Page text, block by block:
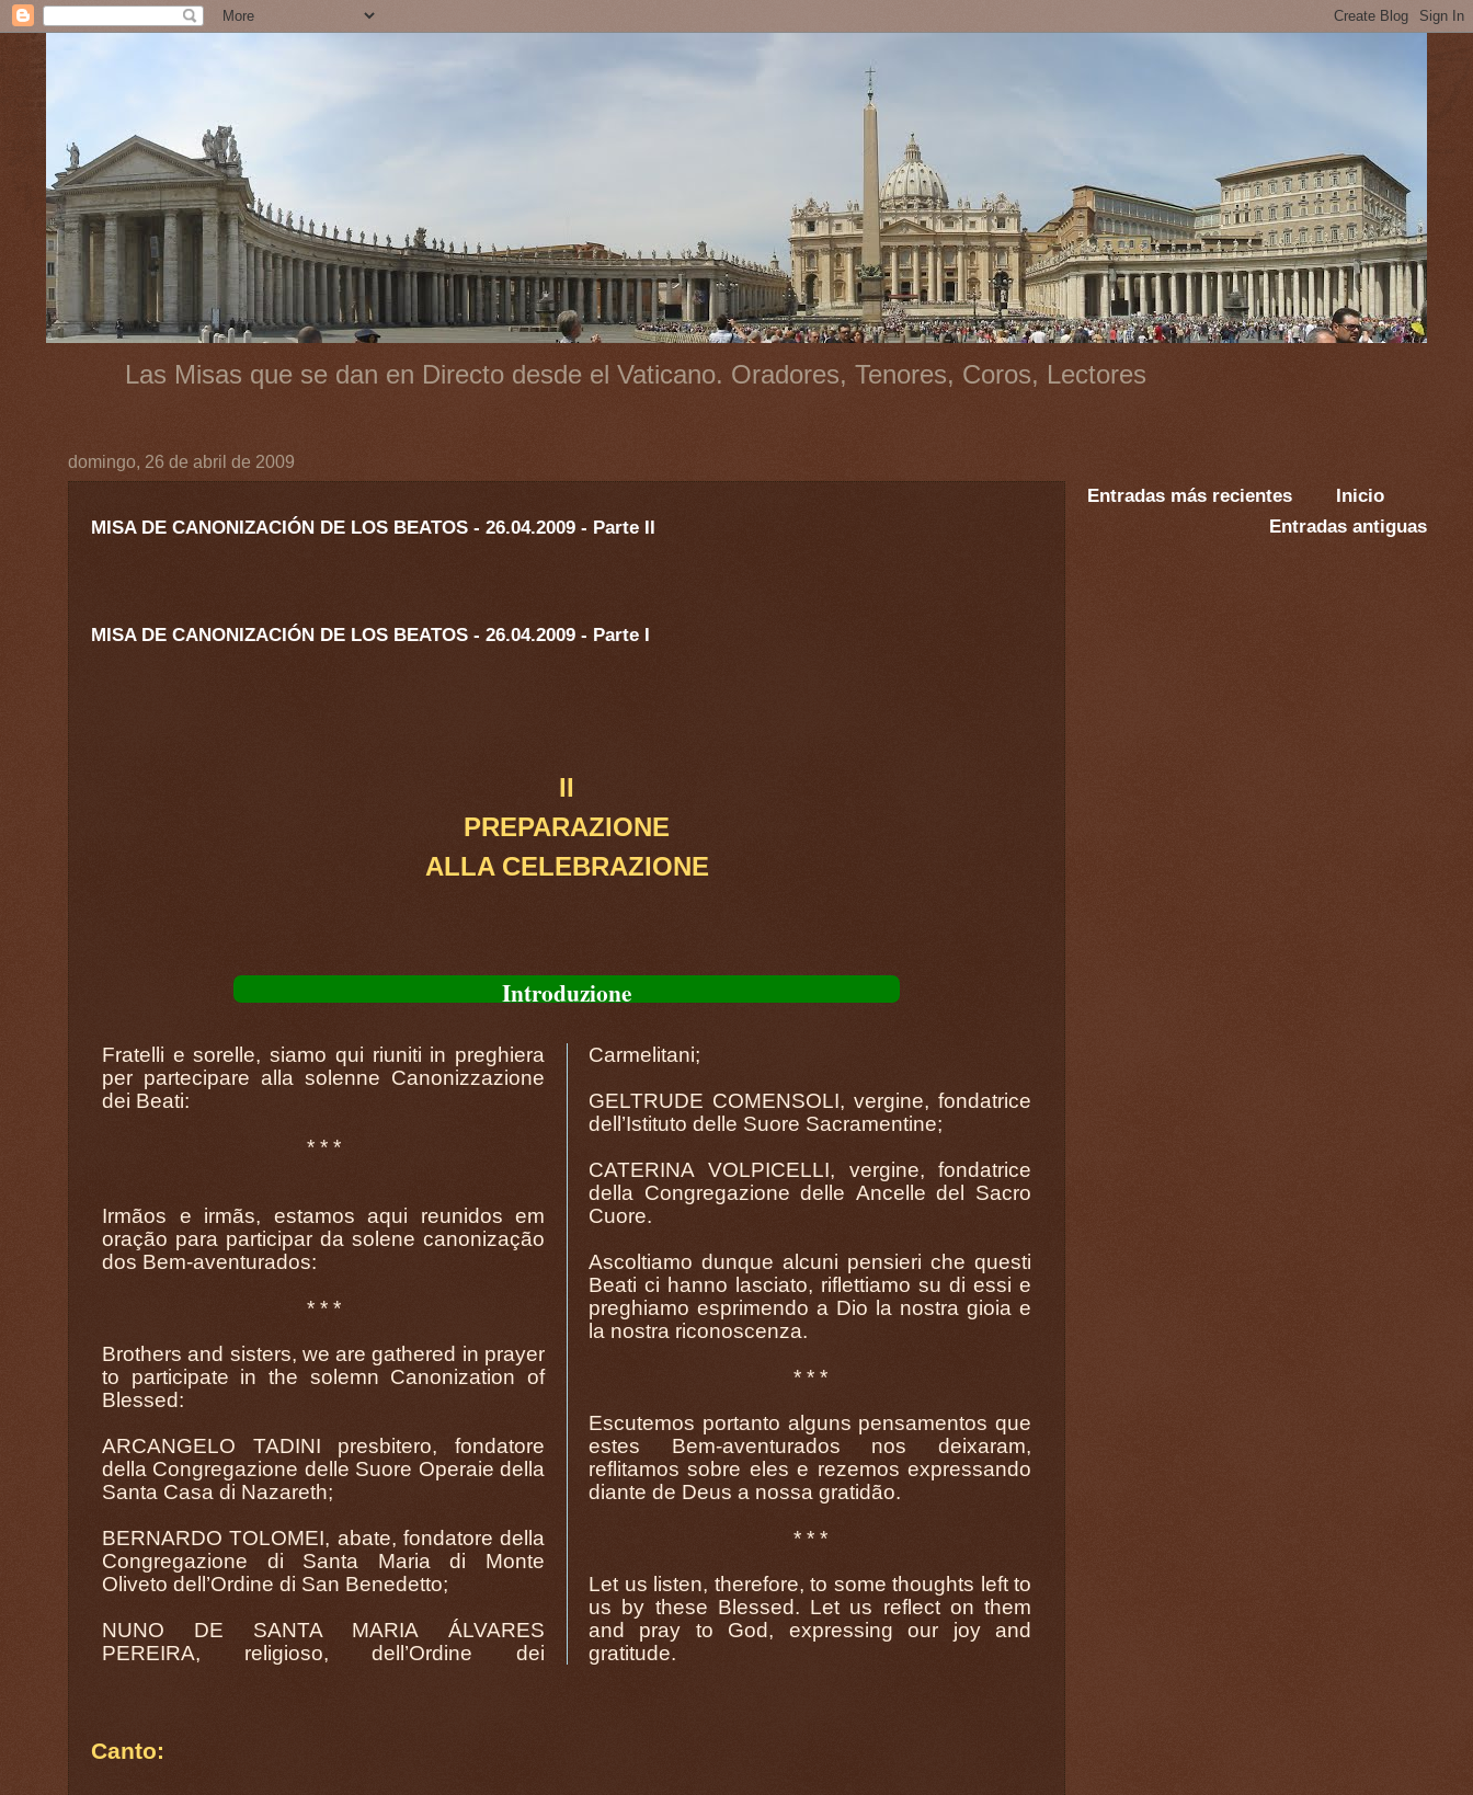
Las Misas que se dan en Directo desde el Vaticano. Oradores, Tenores, Coros, Lectores
domingo, 26 de abril de 2009
MISA DE CANONIZACIÓN DE LOS BEATOS - 26.04.2009 - Parte II
MISA DE CANONIZACIÓN DE LOS BEATOS - 26.04.2009 - Parte I
II
PREPARAZIONE
ALLA CELEBRAZIONE
Introduzione
Fratelli e sorelle, siamo qui riuniti in preghiera
per partecipare alla solenne Canonizzazione
dei Beati:
* * *
Irmãos e irmãs, estamos aqui reunidos em
oração para participar da solene canonização
dos Bem-aventurados:
* * *
Brothers and sisters, we are gathered in prayer
to participate in the solemn Canonization of
Blessed:
ARCANGELO TADINI presbitero, fondatore
della Congregazione delle Suore Operaie della
Santa Casa di Nazareth;
BERNARDO TOLOMEI, abate, fondatore della
Congregazione di Santa Maria di Monte
Oliveto dell’Ordine di San Benedetto;
NUNO DE SANTA MARIA ÁLVARES
PEREIRA, religioso, dell’Ordine dei
Carmelitani;
GELTRUDE COMENSOLI, vergine, fondatrice
dell’Istituto delle Suore Sacramentine;
CATERINA VOLPICELLI, vergine, fondatrice
della Congregazione delle Ancelle del Sacro
Cuore.
Ascoltiamo dunque alcuni pensieri che questi
Beati ci hanno lasciato, riflettiamo su di essi e
preghiamo esprimendo a Dio la nostra gioia e
la nostra riconoscenza.
* * *
Escutemos portanto alguns pensamentos que
estes Bem-aventurados nos deixaram,
reflitamos sobre eles e rezemos expressando
diante de Deus a nossa gratidão.
* * *
Let us listen, therefore, to some thoughts left to
us by these Blessed. Let us reflect on them
and pray to God, expressing our joy and
gratitude.
Canto:
Entradas más recientes
Entradas antiguas
Inicio